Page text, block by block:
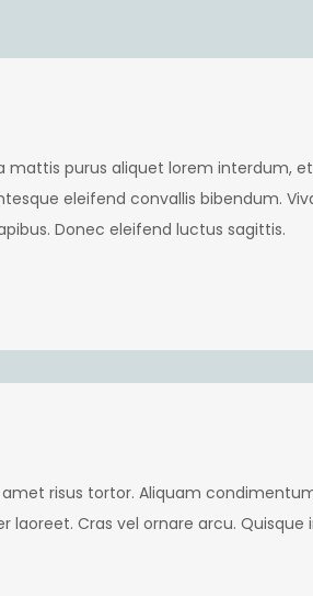
mattis purus aliquet lorem interdum,
eleifend convallis bibendum.
Donec eleifend luctus sagittis.
amet risus tortor. Aliquam
laoreet. Cras vel ornare arcu. Quisque